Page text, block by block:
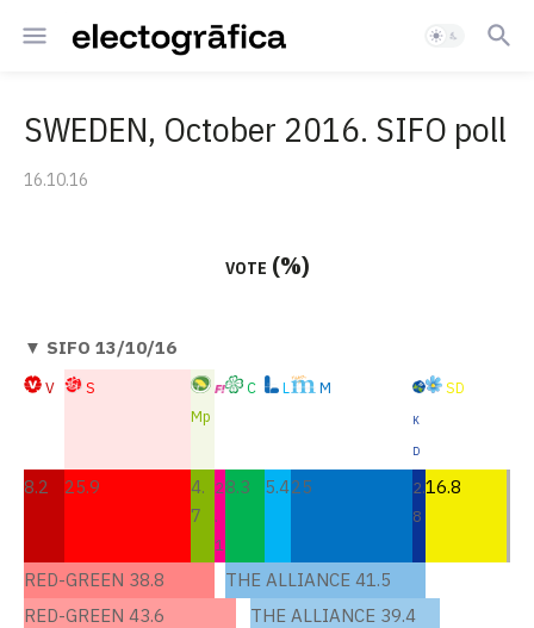
SWEDEN, October 2016. SIFO poll
16.10.16
vote (%)
▼ SIFO 13/10/16
V
S
Mp
C L M
K
D
SD
8.2 25.9
4.
7
2
.
1
8.3 5.425
2.
8
16.8
RED-GREEN 38.8
THE ALLIANCE 41.5
RED-GREEN 43.6
THE ALLIANCE 39.4